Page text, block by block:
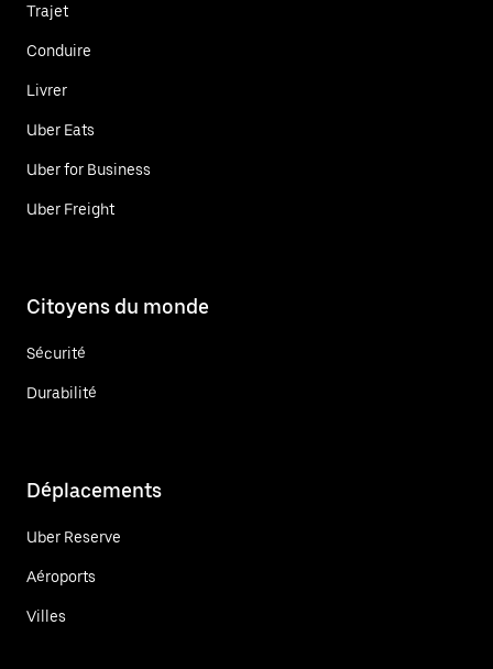
Trajet
Conduire
Livrer
Uber Eats
Uber for Business
Uber Freight
Citoyens du monde
Sécurité
Durabilité
Déplacements
Uber Reserve
Aéroports
Villes